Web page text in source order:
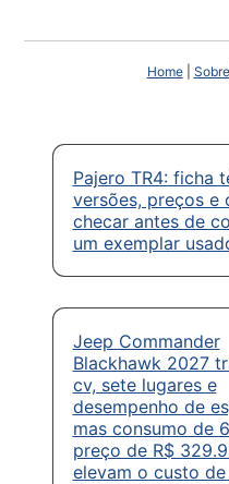
Home| Sobre
Pajero TR4: ficha
versões, preços e
checar antes de
um exemplar
Jeep Commander
Blackhawk 2027
cv, sete lugares e
desempenho de
mas consumo de
preço de R$
elevam o custo de